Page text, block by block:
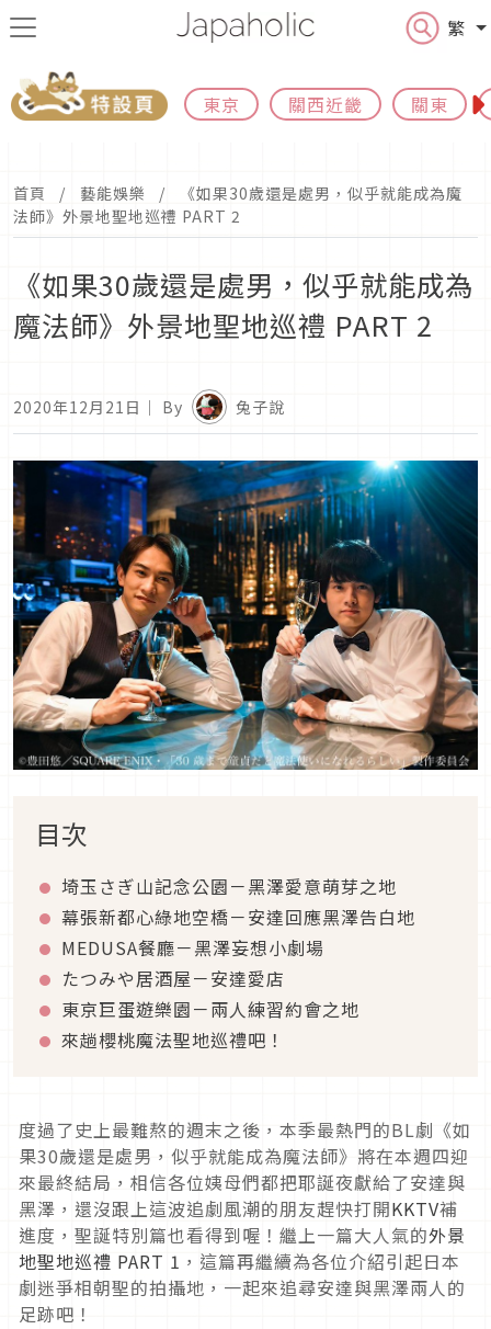
繁
東京 關西近畿 關東
首頁 藝能娛樂
《如果30歲還是處男，似乎就能成為魔
法師》外景地聖地巡禮 PART 2
《如果30歲還是處男，似乎就能成為
魔法師》外景地聖地巡禮 PART 2
2020年12月21日 ｜ By 兔子說
目次
埼玉さぎ山記念公園－黑澤愛意萌芽之地
幕張新都心綠地空橋－安達回應黑澤告白地
MEDUSA餐廳－黑澤妄想小劇場
たつみや居酒屋－安達愛店
東京巨蛋遊樂園－兩人練習約會之地
來趟櫻桃魔法聖地巡禮吧！
度過了史上最難熬的週末之後，本季最熱門的BL劇《如
果30歲還是處男，似乎就能成為魔法師》將在本週四迎
來最終結局，相信各位姨母們都把耶誕夜獻給了安達與
黑澤，還沒跟上這波追劇風潮的朋友趕快打開KKTV補
進度，聖誕特別篇也看得到喔！繼上一篇大人氣的外景
地聖地巡禮 PART 1 ，這篇再繼續為各位介紹引起日本
劇迷爭相朝聖的拍攝地，一起來追尋安達與黑澤兩人的
足跡吧！